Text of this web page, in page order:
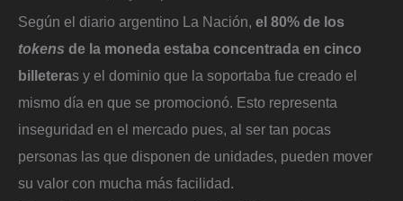
Según el diario argentino La Nación, el 80% de los
tokens de la moneda estaba concentrada en cinco
billeteras y el dominio que la soportaba fue creado el
mismo día en que se promocionó. Esto representa
inseguridad en el mercado pues, al ser tan pocas
personas las que disponen de unidades, pueden mover
su valor con mucha más facilidad.